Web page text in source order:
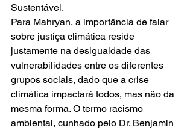
Sustentável.
Para Mahryan, a importância de falar
sobre justiça climática reside
justamente na desigualdade das
vulnerabilidades entre os diferentes
grupos sociais, dado que a crise
climática impactará todos, mas não da
mesma forma. O termo racismo
ambiental, cunhado pelo Dr. Benjamin